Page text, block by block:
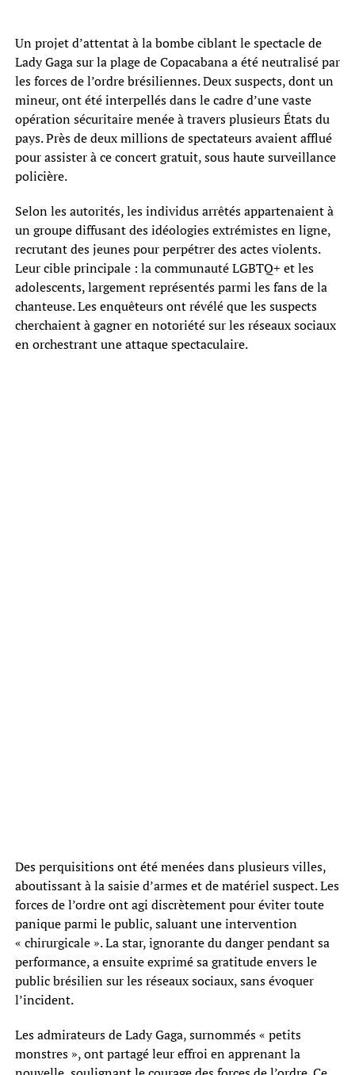
Un projet d’attentat à la bombe ciblant le spectacle de
Lady Gaga sur la plage de Copacabana a été neutralisé par
les forces de l’ordre brésiliennes. Deux suspects, dont un
mineur, ont été interpellés dans le cadre d’une vaste
opération sécuritaire menée à travers plusieurs États du
pays. Près de deux millions de spectateurs avaient afflué
pour assister à ce concert gratuit, sous haute surveillance
policière.
Selon les autorités, les individus arrêtés appartenaient à
un groupe diffusant des idéologies extrémistes en ligne,
recrutant des jeunes pour perpétrer des actes violents.
Leur cible principale : la communauté LGBTQ+ et les
adolescents, largement représentés parmi les fans de la
chanteuse. Les enquêteurs ont révélé que les suspects
cherchaient à gagner en notoriété sur les réseaux sociaux
en orchestrant une attaque spectaculaire.
Des perquisitions ont été menées dans plusieurs villes,
aboutissant à la saisie d’armes et de matériel suspect. Les
forces de l’ordre ont agi discrètement pour éviter toute
panique parmi le public, saluant une intervention
« chirurgicale ». La star, ignorante du danger pendant sa
performance, a ensuite exprimé sa gratitude envers le
public brésilien sur les réseaux sociaux, sans évoquer
l’incident.
Les admirateurs de Lady Gaga, surnommés « petits
monstres », ont partagé leur effroi en apprenant la